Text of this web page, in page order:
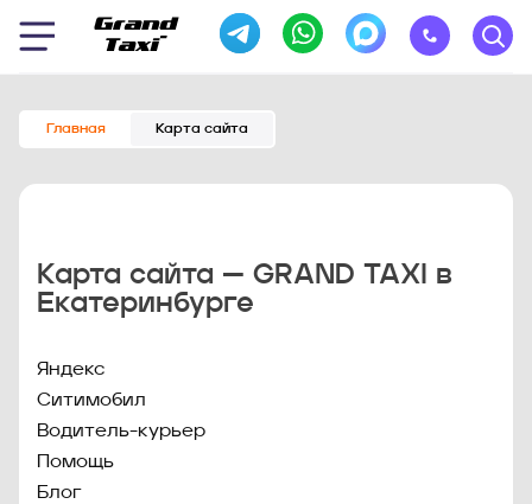
Главная Карта сайта
Карта сайта — GRAND TAXI в
Екатеринбурге
Яндекс
Ситимобил
Водитель-курьер
Помощь
Блог